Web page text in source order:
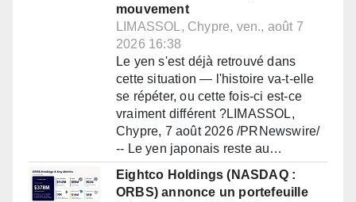
mouvement
LIMASSOL, Chypre, ven., août 7
2026 16:38
Le yen s'est déjà retrouvé dans
cette situation — l'histoire va-t-elle
se répéter, ou cette fois-ci est-ce
vraiment différent ?LIMASSOL,
Chypre, 7 août 2026 /PRNewswire/
-- Le yen japonais reste au…
Eightco Holdings (NASDAQ :
ORBS) annonce un portefeuille